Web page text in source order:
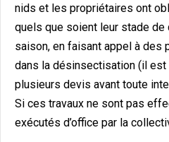
nids et les propriétaires ont
quels que soient leur stade
saison, en faisant appel à
dans la désinsectisation (il est
plusieurs devis avant toute
Si ces travaux ne sont pas
exécutés d’office par la